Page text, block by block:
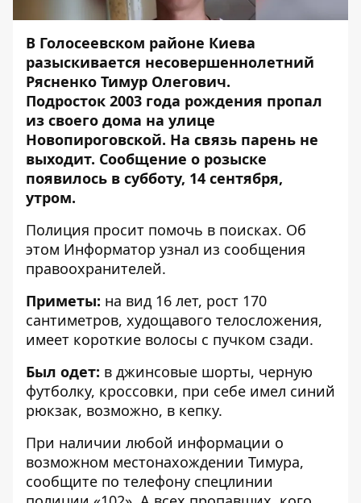
В Голосеевском районе Киева
разыскивается несовершеннолетний
Рясненко Тимур Олегович.
Подросток 2003 года рождения пропал
из своего дома на улице
Новопироговской. На связь парень не
выходит. Сообщение о розыске
появилось в субботу, 14 сентября,
утром.
Полиция просит помочь в поисках. Об
этом Информатор узнал из сообщения
правоохранителей.
Приметы: на вид 16 лет, рост 170
сантиметров, худощавого телосложения,
имеет короткие волосы с пучком сзади.
Был одет: в джинсовые шорты, черную
футболку, кроссовки, при себе имел синий
рюкзак, возможно, в кепку.
При наличии любой информации о
возможном местонахождении Тимура,
сообщите по телефону спецлинии